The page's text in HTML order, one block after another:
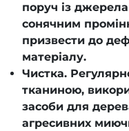
поруч із
сонячним
призвести до
матеріалу.
Чистка.
тканиною,
засоби для
агресивних